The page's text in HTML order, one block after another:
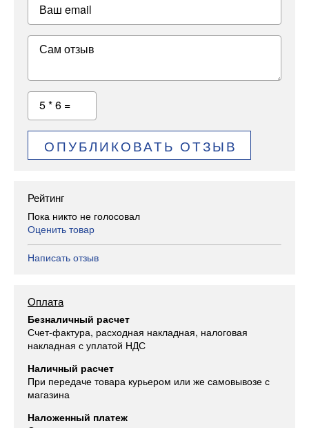
Ваш email
Сам отзыв
5 * 6 =
ОПУБЛИКОВАТЬ ОТЗЫВ
Рейтинг
Пока никто не голосовал
Оценить товар
Написать отзыв
Оплата
Безналичный расчет
Счет-фактура, расходная накладная, налоговая
накладная с уплатой НДС
Наличный расчет
При передаче товара курьером или же самовывозе с
магазина
Наложенный платеж